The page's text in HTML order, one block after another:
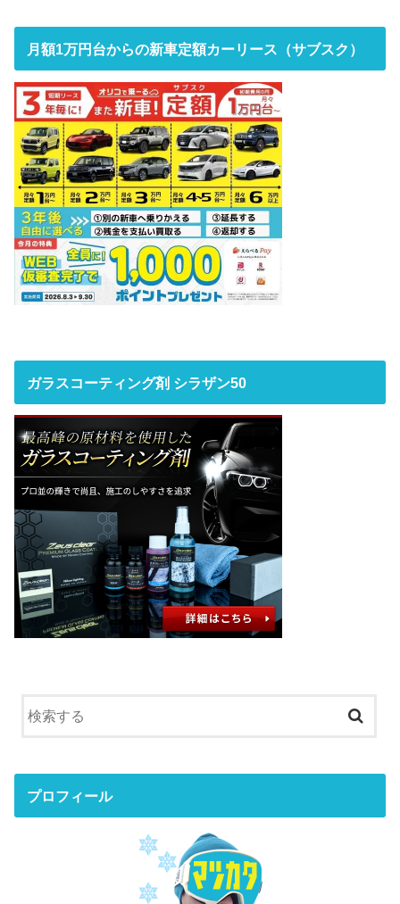
月額1万円台からの新車定額カーリース（サブスク）
ガラスコーティング剤 シラザン50
プロフィール